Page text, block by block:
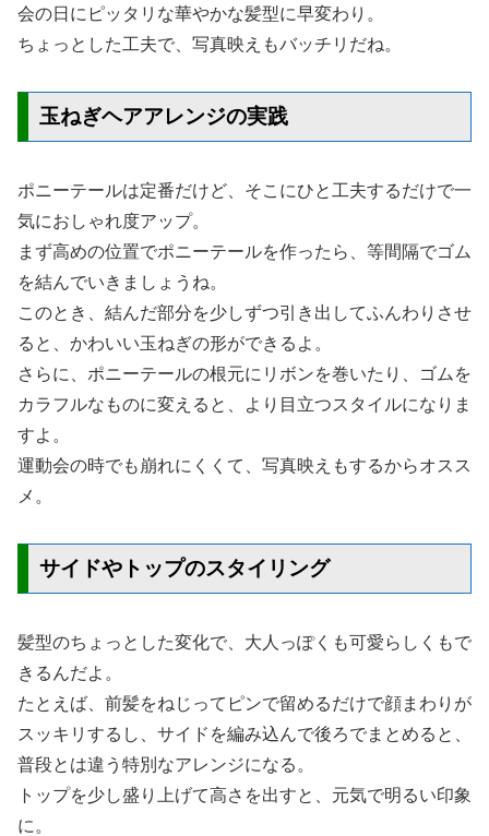
会の日にピッタリな華やかな髪型に早変わり。
ちょっとした工夫で、写真映えもバッチリだね。
玉ねぎヘアアレンジの実践
ポニーテールは定番だけど、そこにひと工夫するだけで一
気におしゃれ度アップ。
まず高めの位置でポニーテールを作ったら、等間隔でゴム
を結んでいきましょうね。
このとき、結んだ部分を少しずつ引き出してふんわりさせ
ると、かわいい玉ねぎの形ができるよ。
さらに、ポニーテールの根元にリボンを巻いたり、ゴムを
カラフルなものに変えると、より目立つスタイルになりま
すよ。
運動会の時でも崩れにくくて、写真映えもするからオスス
メ。
サイドやトップのスタイリング
髪型のちょっとした変化で、大人っぽくも可愛らしくもで
きるんだよ。
たとえば、前髪をねじってピンで留めるだけで顔まわりが
スッキリするし、サイドを編み込んで後ろでまとめると、
普段とは違う特別なアレンジになる。
トップを少し盛り上げて高さを出すと、元気で明るい印象
に。